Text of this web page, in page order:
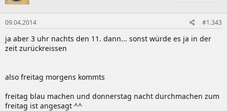
09.04.2014 #1.343
ja aber 3 uhr nachts den 11. dann... sonst würde es ja in der
zeit zurückreissen
also freitag morgens kommts
freitag blau machen und donnerstag nacht durchmachen zum
freitag ist angesagt ^^